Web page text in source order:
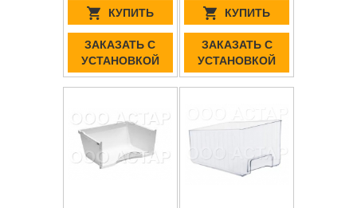
КУПИТЬ
ЗАКАЗАТЬ С
УСТАНОВКОЙ
КУПИТЬ
ЗАКАЗАТЬ С
УСТАНОВКОЙ